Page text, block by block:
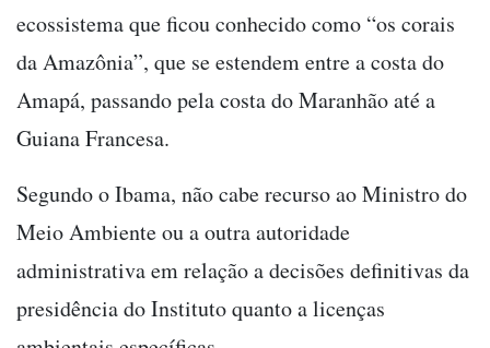
ecossistema que ficou conhecido como “os corais
da Amazônia”, que se estendem entre a costa do
Amapá, passando pela costa do Maranhão até a
Guiana Francesa.
Segundo o Ibama, não cabe recurso ao Ministro do
Meio Ambiente ou a outra autoridade
administrativa em relação a decisões definitivas da
presidência do Instituto quanto a licenças